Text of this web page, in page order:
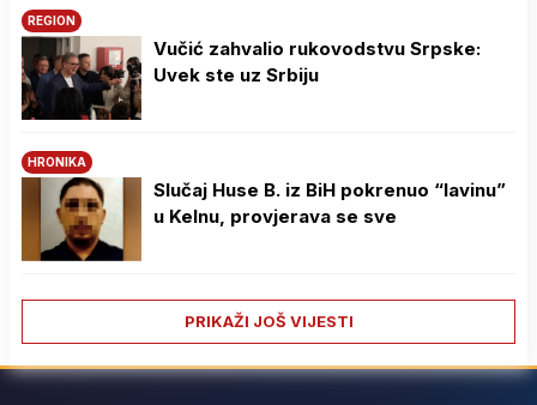
REGION
Vučić zahvalio rukovodstvu Srpske:
Uvek ste uz Srbiju
HRONIKA
Slučaj Huse B. iz BiH pokrenuo “lavinu”
u Kelnu, provjerava se sve
PRIKAŽI JOŠ VIJESTI